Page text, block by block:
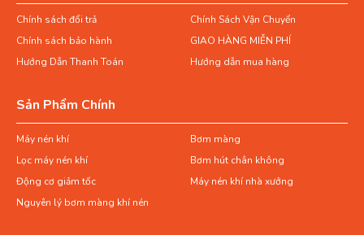
Chính sách đổi trả
Chính Sách Vận Chuyển
Chính sách bảo hành
GIAO HÀNG MIỄN PHÍ
Hướng Dẫn Thanh Toán
Hướng dẫn mua hàng
Sản Phẩm Chính
Máy nén khí
Bơm màng
Lọc máy nén khí
Bơm hút chân không
Động cơ giảm tốc
Máy nén khí nhà xưởng
Nguyên lý bơm màng khí nén